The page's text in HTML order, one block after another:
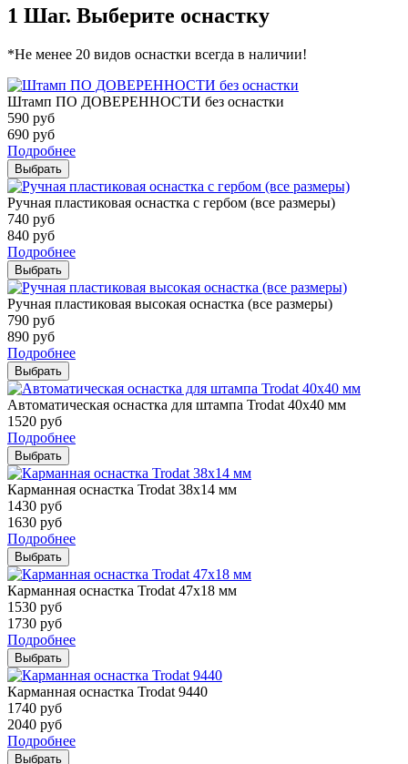
1 Шаг. Выберите оснастку
*Не менее 20 видов оснастки всегда в наличии!
Штамп ПО ДОВЕРЕННОСТИ без оснастки
590 руб
690 руб
Подробнее
Выбрать
Ручная пластиковая оснастка с гербом (все размеры)
740 руб
840 руб
Подробнее
Выбрать
Ручная пластиковая высокая оснастка (все размеры)
790 руб
890 руб
Подробнее
Выбрать
Автоматическая оснастка для штампа Trodat 40х40 мм
1520 руб
Подробнее
Выбрать
Карманная оснастка Trodat 38х14 мм
1430 руб
1630 руб
Подробнее
Выбрать
Карманная оснастка Trodat 47х18 мм
1530 руб
1730 руб
Подробнее
Выбрать
Карманная оснастка Trodat 9440
1740 руб
2040 руб
Подробнее
Выбрать